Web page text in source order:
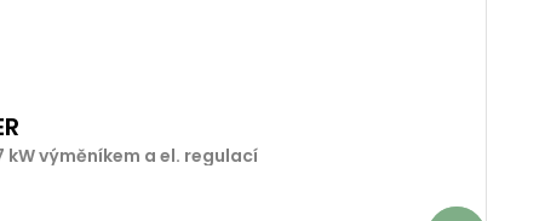
výměníkem a el. regulací